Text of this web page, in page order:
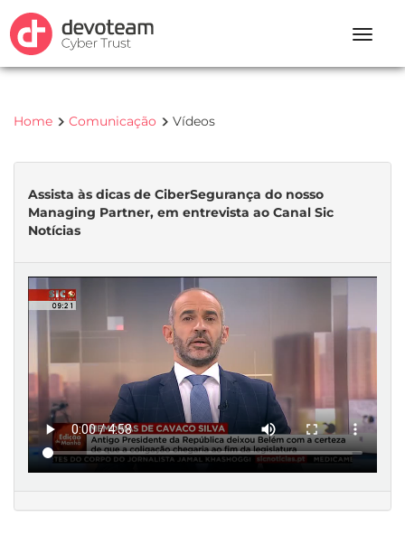
Toggle
Home Comunicação Vídeos
Assista às dicas de CiberSegurança do nosso
Managing Partner, em entrevista ao Canal Sic
Notícias